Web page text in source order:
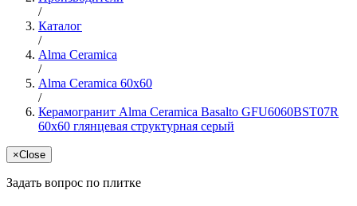
/
Каталог
/
Alma Ceramica
/
Alma Ceramica 60x60
/
Керамогранит Alma Ceramica Basalto GFU6060BST07R
60x60 глянцевая структурная серый
×Close
Задать вопрос по плитке